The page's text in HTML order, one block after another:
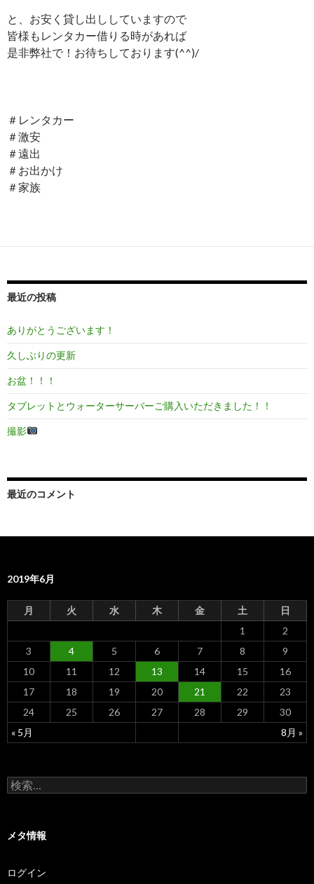
と、お安く貸し出ししていますので
皆様もレンタカー借りる時があれば
是非弊社で！お待ちしております(^^)/
＃レンタカー
＃激安
＃遠出
＃お出かけ
＃家族
最近の投稿
ありがとうございます！
久しぶりの更新
お盆！！！
タブレットとウォーターサーバーご購入いただきました！！
撮影
最近のコメント
2019年6月
月 火 水 木 金 土 日
« 5月 8月 »
1
2
3
4 5 6 7 8
9
10
11 12 13 14 15
16
17
18 19 20 21 22
23
24
25 26 27 28 29 30
検
索
メタ情報
ログイン